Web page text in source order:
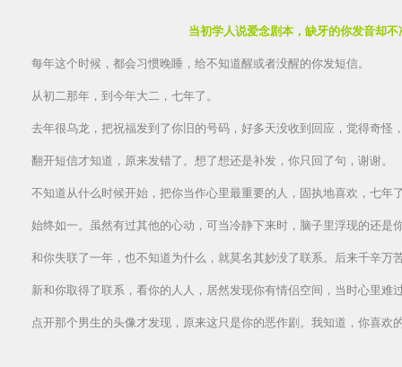
当初学人说爱念剧本，缺牙的你发音却不
每年这个时候，都会习惯晚睡，给不知道醒或者没醒的你发短信。
从初二那年，到今年大二，七年了。
去年很乌龙，把祝福发到了你旧的号码，好多天没收到回应，觉得奇怪
翻开短信才知道，原来发错了。想了想还是补发，你只回了句，谢谢。
不知道从什么时候开始，把你当作心里最重要的人，固执地喜欢，七年
始终如一。虽然有过其他的心动，可当冷静下来时，脑子里浮现的还是
和你失联了一年，也不知道为什么，就莫名其妙没了联系。后来千辛万
新和你取得了联系，看你的人人，居然发现你有情侣空间，当时心里难
点开那个男生的头像才发现，原来这只是你的恶作剧。我知道，你喜欢